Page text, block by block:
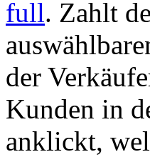
full. Zahlt
der
Kunden in
anklickt,